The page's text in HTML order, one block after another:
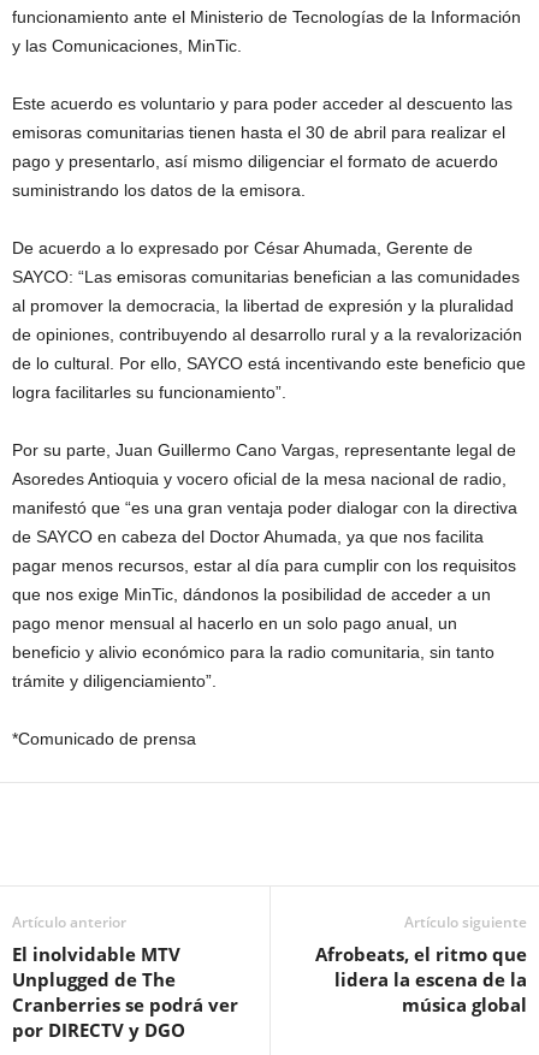
funcionamiento ante el Ministerio de Tecnologías de la Información
y las Comunicaciones, MinTic.
Este acuerdo es voluntario y para poder acceder al descuento las
emisoras comunitarias tienen hasta el 30 de abril para realizar el
pago y presentarlo, así mismo diligenciar el formato de acuerdo
suministrando los datos de la emisora.
De acuerdo a lo expresado por César Ahumada, Gerente de
SAYCO: “Las emisoras comunitarias benefician a las comunidades
al promover la democracia, la libertad de expresión y la pluralidad
de opiniones, contribuyendo al desarrollo rural y a la revalorización
de lo cultural. Por ello, SAYCO está incentivando este beneficio que
logra facilitarles su funcionamiento”.
Por su parte, Juan Guillermo Cano Vargas, representante legal de
Asoredes Antioquia y vocero oficial de la mesa nacional de radio,
manifestó que “es una gran ventaja poder dialogar con la directiva
de SAYCO en cabeza del Doctor Ahumada, ya que nos facilita
pagar menos recursos, estar al día para cumplir con los requisitos
que nos exige MinTic, dándonos la posibilidad de acceder a un
pago menor mensual al hacerlo en un solo pago anual, un
beneficio y alivio económico para la radio comunitaria, sin tanto
trámite y diligenciamiento”.
*Comunicado de prensa
Artículo anterior
El inolvidable MTV
Unplugged de The
Cranberries se podrá ver
por DIRECTV y DGO
Artículo siguiente
Afrobeats, el ritmo que
lidera la escena de la
música global